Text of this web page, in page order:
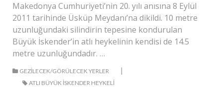
Makedonya Cumhuriyeti’nin 20. yılı anısına 8 Eylül
2011 tarihinde Üsküp Meydanı’na dikildi. 10 metre
uzunluğundaki silindirin tepesine kondurulan
Büyük İskender’in atlı heykelinin kendisi de 14.5
metre uzunluğundadır. …
GEZILECEK/GÖRÜLECEK YERLER |
ATLI BÜYÜK ISKENDER HEYKELI